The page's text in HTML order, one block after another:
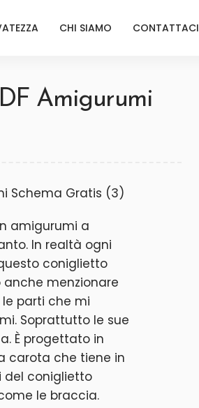
CHI SIAMO CONTATTACI
Amigurumi
amigurumi a
In realtà ogni
coniglietto
anche menzionare
parti che mi
Soprattutto le sue
È progettato in
carota che tiene in
del coniglietto
le braccia.